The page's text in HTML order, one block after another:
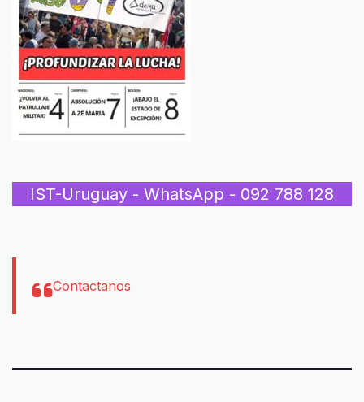
IST-Uruguay - WhatsApp - 092 788 128
Contactanos